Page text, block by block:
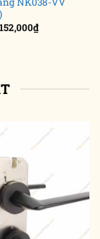
152,000₫Khoảng
giá: